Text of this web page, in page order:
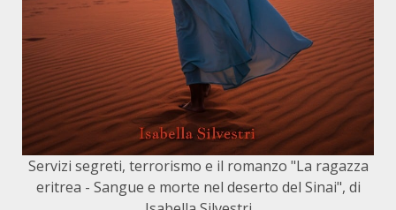
Servizi segreti, terrorismo e il romanzo "La ragazza
eritrea - Sangue e morte nel deserto del Sinai", di